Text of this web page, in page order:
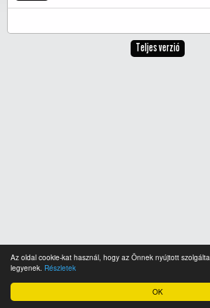
OK
Az oldal cookie-kat használ, hogy az Önnek nyújtott
legyenek. Részletek
Teljes verzió